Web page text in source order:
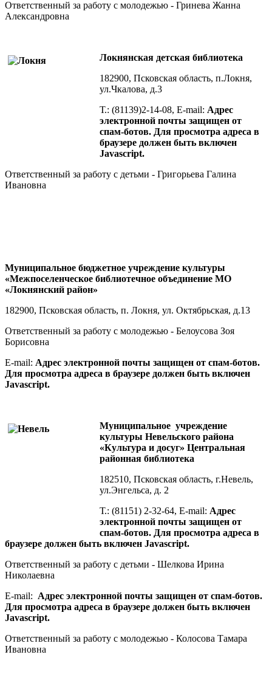
Ответственный за работу с молодежью - Гринева Жанна
Александровна
Локнянская детская библиотека
182900, Псковская область, п.Локня,
ул.Чкалова, д.3
Т.: (81139)2-14-08, E-mail: Адрес
электронной почты защищен от
спам-ботов. Для просмотра адреса в
браузере должен быть включен
Javascript.
Ответственный за работу с детьми - Григорьева Галина
Ивановна
Муниципальное бюджетное учреждение культуры
«Межпоселенческое библиотечное объединение МО
«Локнянский район»
182900, Псковская область, п. Локня, ул. Октябрьская, д.13
Ответственный за работу с молодежью - Белоусова Зоя
Борисовна
E-mail: Адрес электронной почты защищен от спам-ботов.
Для просмотра адреса в браузере должен быть включен
Javascript.
Муниципальное учреждение
культуры Невельского района
«Культура и досуг» Центральная
районная библиотека
182510, Псковская область, г.Невель,
ул.Энгельса, д. 2
Т.: (81151) 2-32-64, E-mail: Адрес
электронной почты защищен от
спам-ботов. Для просмотра адреса в
браузере должен быть включен Javascript.
Ответственный за работу с детьми - Шелкова Ирина
Николаевна
E-mail: Адрес электронной почты защищен от спам-ботов.
Для просмотра адреса в браузере должен быть включен
Javascript.
Ответственный за работу с молодежью - Колосова Тамара
Ивановна